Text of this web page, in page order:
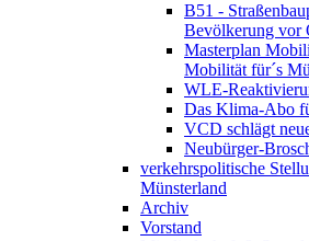
B51 -
Bevölkerung vor
Masterplan
Mobilität für´s
WLE-
Das Klima-Abo
VCD schlägt
Neubürger-
verkehrspolitische
Münsterland
Archiv
Vorstand